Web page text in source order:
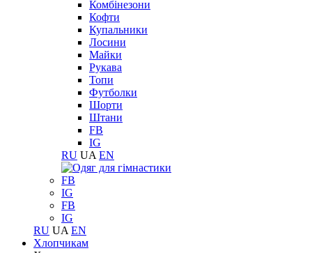
Комбінезони
Кофти
Купальники
Лосини
Майки
Рукава
Топи
Футболки
Шорти
Штани
FB
IG
RU UA EN
FB
IG
FB
IG
RU UA EN
Хлопчикам